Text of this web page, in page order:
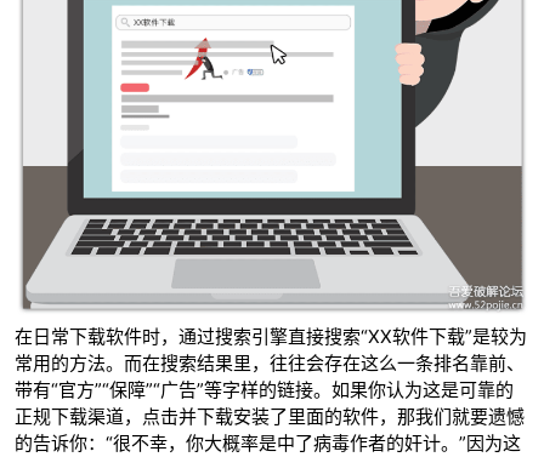
在日常下载软件时，通过搜索引擎直接搜索“XX软件下载”是较为
常用的方法。而在搜索结果里，往往会存在这么一条排名靠前、
带有“官方”“保障”“广告”等字样的链接。如果你认为这是可靠的
正规下载渠道，点击并下载安装了里面的软件，那我们就要遗憾
的告诉你：“很不幸，你大概率是中了病毒作者的奸计。”因为这